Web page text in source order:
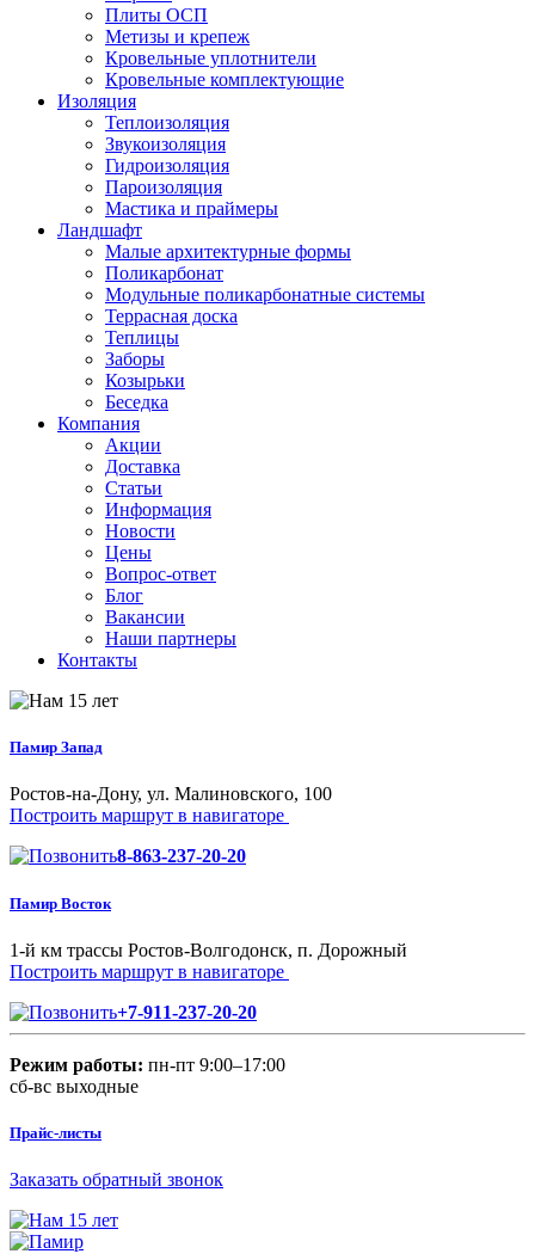
Плиты ОСП
Метизы и крепеж
Кровельные уплотнители
Кровельные комплектующие
Изоляция
Теплоизоляция
Звукоизоляция
Гидроизоляция
Пароизоляция
Мастика и праймеры
Ландшафт
Малые архитектурные формы
Поликарбонат
Модульные поликарбонатные системы
Террасная доска
Теплицы
Заборы
Козырьки
Беседка
Компания
Акции
Доставка
Статьи
Информация
Новости
Цены
Вопрос-ответ
Блог
Вакансии
Наши партнеры
Контакты
Памир Запад
Ростов-на-Дону, ул. Малиновского, 100
Построить маршрут в навигаторе
8-863-237-20-20
Памир Восток
1-й км трассы Ростов-Волгодонск, п. Дорожный
Построить маршрут в навигаторе
+7-911-237-20-20
Режим работы: пн-пт 9:00–17:00
сб-вс выходные
Прайс-листы
Заказать обратный звонок